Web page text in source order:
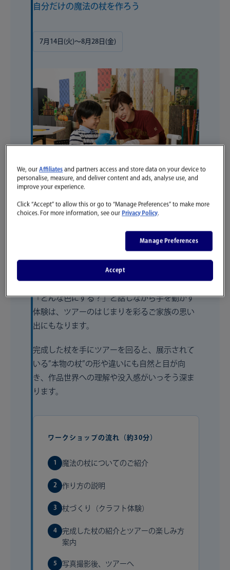
自分だけの魔法の杖を作ろう
7月14日(火)〜8月28日(金)
ツアーのはじまりに、自分の手で”魔法の杖づく
り”にチャレンジ！クラフト用の素材に色を塗
り、飾りを選びながら、想像力をつかって世界
に一つだけのオリジナルの杖づくりを体験でき
ます。
どんな杖になるかは、つくる人しだい。親子で
「どんな色にする？」と話しながら手を動かす
体験は、ツアーのはじまりを彩るご家族の思い
出にもなります。
完成した杖を手にツアーを回ると、展示されて
いる”本物の杖”の形や違いにも自然と目が向
き、作品世界への理解や没入感がいっそう深ま
ります。
ワークショップの流れ（約30分）
1 魔法の杖についてのご紹介
2 作り方の説明
3 杖づくり（クラフト体験）
4
完成した杖の紹介とツアーの楽しみ方
案内
5 写真撮影後、ツアーへ
We, ourAffiliatesand partners access and store data on your device to
personalise, measure, and deliver content and ads, analyse use, and
improve your experience.
Click “Accept” to allow this or go to “Manage Preferences” to make more
choices. For more information, see ourPrivacy Policy.
Manage Preferences
Accept